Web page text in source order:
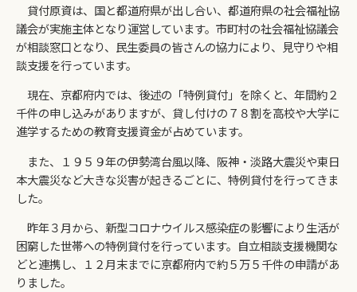
貸付原資は、国と都道府県が出し合い、都道府県の社会福祉協
議会が実施主体となり運営しています。市町村の社会福祉協議会
が相談窓口となり、民生委員の皆さんの協力により、見守りや相
談支援を行っています。
現在、京都府内では、後述の「特例貸付」を除くと、年間約２
千件の申し込みがありますが、貸し付けの７８割を高校や大学に
進学するための教育支援資金が占めています。
また、１９５９年の伊勢湾台風以降、阪神・淡路大震災や東日
本大震災など大きな災害が起きるごとに、特例貸付を行ってきま
した。
昨年３月から、新型コロナウイルス感染症の影響により生活が
困窮した世帯への特例貸付を行っています。自立相談支援機関な
どと連携し、１２月末までに京都府内で約５万５千件の申請があ
りました。